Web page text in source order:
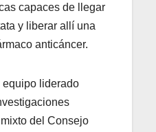
capaces de llegar
y liberar allí una
anticáncer.
equipo liderado
del Consejo